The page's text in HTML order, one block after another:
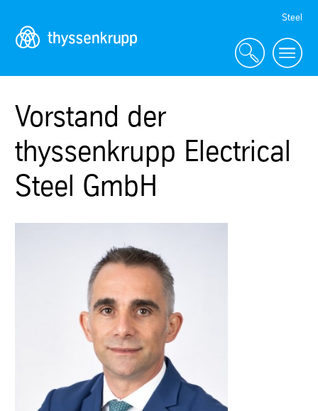
Navigation
Steel
Vorstand der
thyssenkrupp Electrical
Steel GmbH